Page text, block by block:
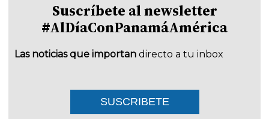
Suscríbete al newsletter
#AlDíaConPanamáAmérica
Las noticias que importan directo a tu inbox
SUSCRIBETE